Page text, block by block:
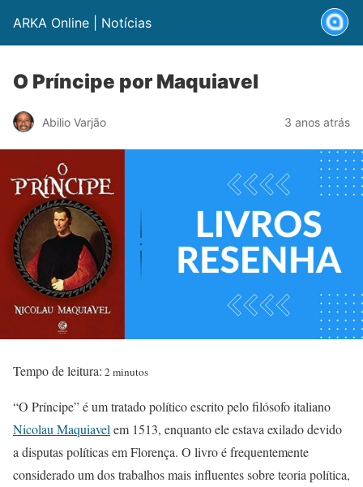
ARKA Online | Notícias
O Príncipe por Maquiavel
Abilio Varjão 3 anos atrás
Tempo de leitura: 2 minutos
“O Príncipe” é um tratado político escrito pelo filósofo italiano
Nicolau Maquiavel em 1513, enquanto ele estava exilado devido
a disputas políticas em Florença. O livro é frequentemente
considerado um dos trabalhos mais influentes sobre teoria política,